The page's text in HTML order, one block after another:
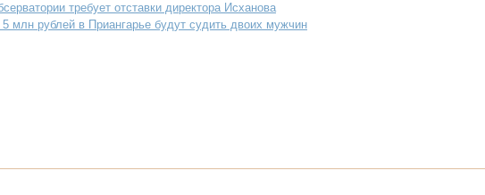
требует отставки директора Исханова
млн рублей в Приангарье будут судить двоих мужчин